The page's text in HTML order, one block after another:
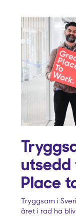
utsedd
Place
Tryggsam i
året i rad ha